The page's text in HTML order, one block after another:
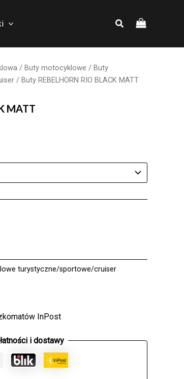
/ Buty motocyklowe / Buty
/ Buty REBELHORN RIO BLACK MATT
MATT
turystyczne/sportowe/cruiser
InPost
i dostawy